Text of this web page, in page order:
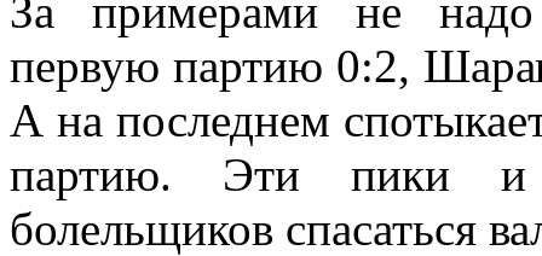
За примерами не надо
первую партию 0:2,
А на последнем
партию. Эти пики и
болельщиков спасаться